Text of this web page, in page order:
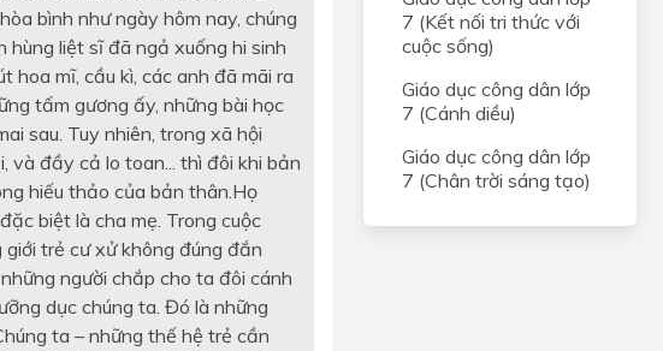
bình như ngày hôm nay, chúng
hùng liệt sĩ đã ngả xuống hi sinh
hoa mĩ, cầu kì, các anh đã mãi ra
tấm gương ấy, những bài học
sau. Tuy nhiên, trong xã hội
và đầy cả lo toan... thì đôi khi bản
hiếu thảo của bản thân.Họ
biệt là cha mẹ. Trong cuộc
trẻ cư xử không đúng đắn
người chắp cho ta đôi cánh
dục chúng ta. Đó là những
ta – những thế hệ trẻ cần
7 (Kết nối tri thức với
cuộc sống)
Giáo dục công dân lớp
7 (Cánh diều)
Giáo dục công dân lớp
7 (Chân trời sáng tạo)